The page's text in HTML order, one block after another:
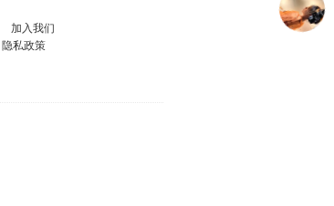
加入我们
隐私政策